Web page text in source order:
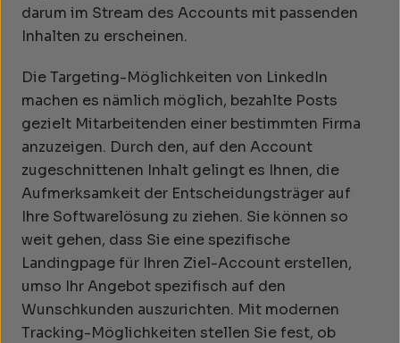
darum im Stream des Accounts mit passenden
Inhalten zu erscheinen.
Die Targeting-Möglichkeiten von LinkedIn
machen es nämlich möglich, bezahlte Posts
gezielt Mitarbeitenden einer bestimmten Firma
anzuzeigen. Durch den, auf den Account
zugeschnittenen Inhalt gelingt es Ihnen, die
Aufmerksamkeit der Entscheidungsträger auf
Ihre Softwarelösung zu ziehen. Sie können so
weit gehen, dass Sie eine spezifische
Landingpage für Ihren Ziel-Account erstellen,
umso Ihr Angebot spezifisch auf den
Wunschkunden auszurichten. Mit modernen
Tracking-Möglichkeiten stellen Sie fest, ob